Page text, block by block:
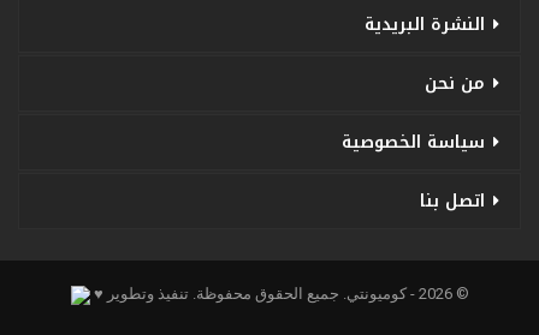
النشرة البريدية
من نحن
سياسة الخصوصية
اتصل بنا
© 2026 - كوميونتي. جميع الحقوق محفوظة. تنفيذ وتطوير ♥